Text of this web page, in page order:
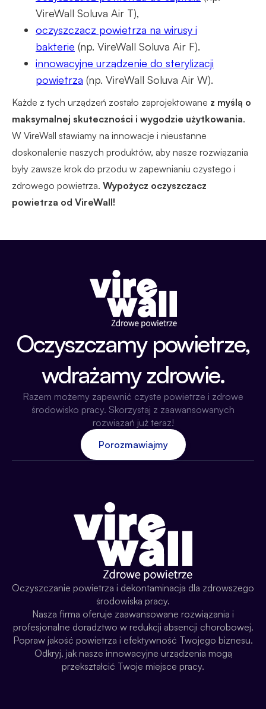
VireWall Soluva Air T),
oczyszczacz powietrza na wirusy i
bakterie (np. VireWall Soluva Air F).
innowacyjne urządzenie do sterylizacji
powietrza (np. VireWall Soluva Air W).
Każde z tych urządzeń zostało zaprojektowane z myślą o
maksymalnej skuteczności i wygodzie użytkowania.
W VireWall stawiamy na innowacje i nieustanne
doskonalenie naszych produktów, aby nasze rozwiązania
były zawsze krok do przodu w zapewnianiu czystego i
zdrowego powietrza. Wypożycz oczyszczacz
powietrza od VireWall!
Oczyszczamy powietrze,
wdrażamy zdrowie.
Razem możemy zapewnić czyste powietrze i zdrowe
środowisko pracy. Skorzystaj z zaawansowanych
rozwiązań już teraz!
Porozmawiajmy
Oczyszczanie powietrza i dekontaminacja dla zdrowszego
środowiska pracy.
Nasza firma oferuje zaawansowane rozwiązania i
profesjonalne doradztwo w redukcji absencji chorobowej.
Popraw jakość powietrza i efektywność Twojego biznesu.
Odkryj, jak nasze innowacyjne urządzenia mogą
przekształcić Twoje miejsce pracy.